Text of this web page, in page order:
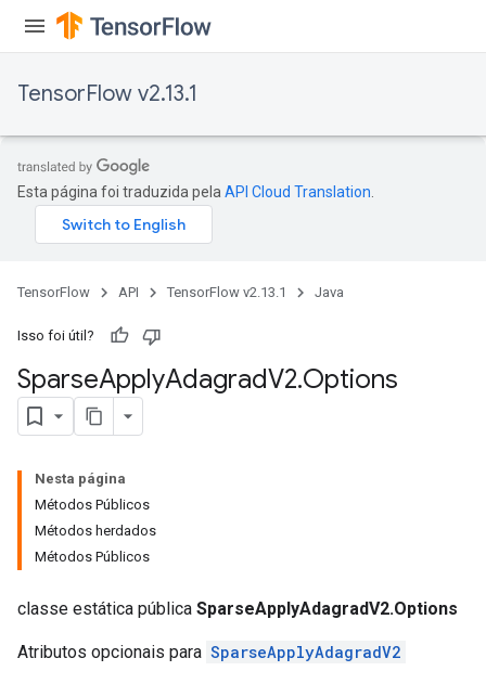
TensorFlow v2.13.1
Esta página foi traduzida pela API Cloud Translation
TensorFlow API TensorFlow v2.13.1 Java
Isso foi útil?
SparseApplyAdagradV2.Options
Nesta página
Métodos Públicos
Métodos herdados
Métodos Públicos
classe estática pública SparseApplyAdagradV2.Options
Atributos opcionais para SparseApplyAdagradV2